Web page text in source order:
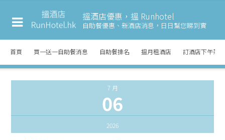
搵酒店優惠，搵 Runhotel
自助餐優惠、新酒店消息， 日日幫您睇到實
首頁 買一送一自助餐消息 自助餐排名 搵月租酒店 訂酒店下午茶
7 月
06
2026